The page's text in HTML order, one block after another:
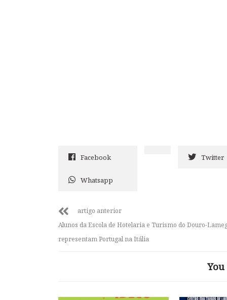
Facebook Twitter
Whatsapp
artigo anterior
Alunos da Escola de Hotelaria e Turismo do Douro-
representam Portugal na Itália